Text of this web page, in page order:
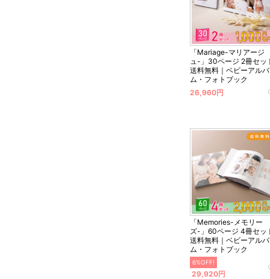
「Mariage-マリアージ
ュ-」30ページ 2冊セッ
送料無料｜ベビーアルバ
ム・フォトブック
26,960円
「Memories-メモリー
ズ-」60ページ 4冊セッ
送料無料｜ベビーアルバ
ム・フォトブック
6%OFF!
29,920円